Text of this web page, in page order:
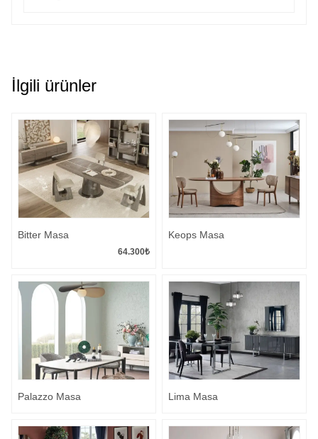
İlgili ürünler
Bitter Masa
64.300₺
Keops Masa
Palazzo Masa Lima Masa